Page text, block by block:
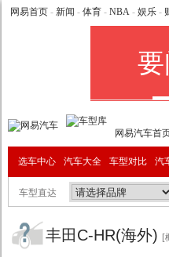
网易首页 - 新闻 - 体育 - NBA - 娱乐 -
网易汽车首
选车中心 汽车大全 车型对比 汽
车型直达
丰田C-HR(海外) [